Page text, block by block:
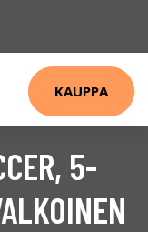
KAUPPA
5-